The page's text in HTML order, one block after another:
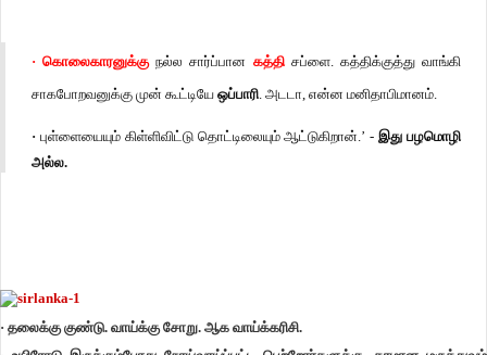
·கொலைகாரனுக்குநல்ல சார்ப்பான கத்திசப்ளை. கத்திக்குத்து வாங்கி
சாகபோறவனுக்கு முன் கூட்டியே ஒப்பாரி. அடடா, என்ன மனிதாபிமானம்.
· புள்ளையையும் கிள்ளிவிட்டு தொட்டிலையும் ஆட்டுகிறான்.’ -இது பழமொழி
அல்ல.
· தலைக்கு குண்டு. வாய்க்கு சோறு. ஆக வாய்க்கரிசி.